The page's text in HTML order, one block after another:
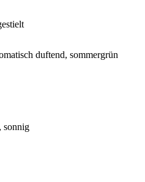
duftend, sommergrün
sonnig